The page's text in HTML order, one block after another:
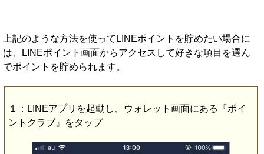
上記のような方法を使ってLINEポイントを貯めたい場合に
は、LINEポイント画面からアクセスして好きな項目を選ん
でポイントを貯められます。
１：LINEアプリを起動し、ウォレット画面にある『ポイ
ントクラブ』をタップ